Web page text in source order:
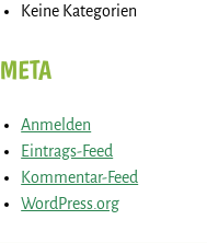
Keine Kategorien
META
Anmelden
Eintrags-Feed
Kommentar-Feed
WordPress.org